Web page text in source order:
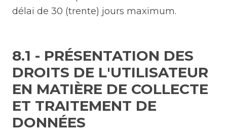
délai de 30 (trente) jours maximum.
8.1 - PRÉSENTATION DES
DROITS DE L'UTILISATEUR
EN MATIÈRE DE COLLECTE
ET TRAITEMENT DE
DONNÉES